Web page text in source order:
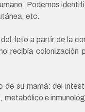
Podemos
etc.
feto a partir de la
recibía colonización
su mamá: del
e